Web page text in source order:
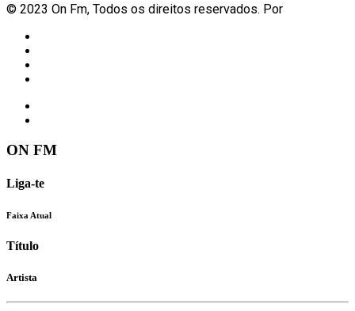
© 2023 On Fm, Todos os direitos reservados. Por
ON FM
Liga-te
Faixa Atual
Título
Artista